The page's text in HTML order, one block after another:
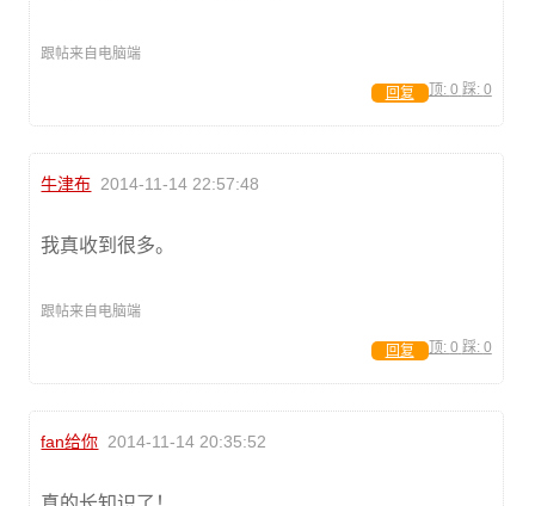
跟帖来自电脑端
顶: 0 踩: 0
回复
牛津布 2014-11-14 22:57:48
我真收到很多。
跟帖来自电脑端
顶: 0 踩: 0
回复
fan给你 2014-11-14 20:35:52